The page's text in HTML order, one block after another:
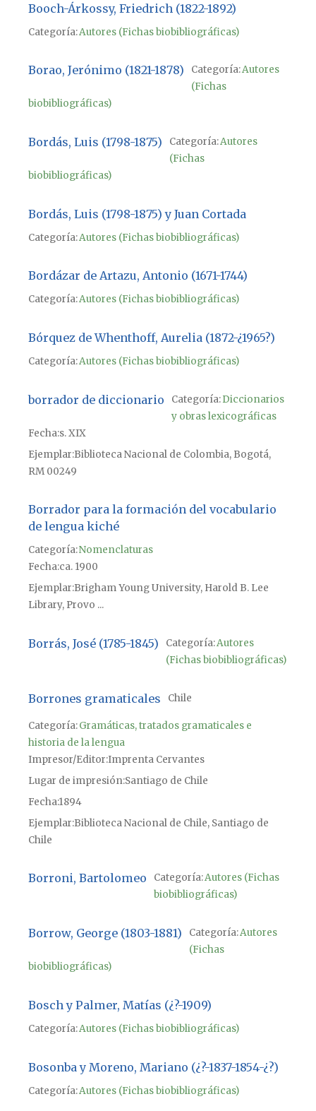
Booch-Árkossy, Friedrich (1822-1892)
Categoría:Autores (Fichas biobibliográficas)
Borao, Jerónimo (1821-1878) Categoría:Autores
(Fichas
biobibliográficas)
Bordás, Luis (1798-1875) Categoría:Autores
(Fichas
biobibliográficas)
Bordás, Luis (1798-1875) y Juan Cortada
Categoría:Autores (Fichas biobibliográficas)
Bordázar de Artazu, Antonio (1671-1744)
Categoría:Autores (Fichas biobibliográficas)
Bórquez de Whenthoff, Aurelia (1872-¿1965?)
Categoría:Autores (Fichas biobibliográficas)
borrador de diccionario Categoría:Diccionarios
y obras lexicográficas
Fechas. XIX
Ejemplar Biblioteca Nacional de Colombia, Bogotá,
RM 00249
Borrador para la formación del vocabulario
de lengua kiché
Categoría:Nomenclaturas
Fechaca. 1900
Ejemplar Brigham Young University, Harold B. Lee
Library, Provo ...
Borrás, José (1785-1845) Categoría:Autores
(Fichas biobibliográficas)
Borrones gramaticales Chile
Categoría:Gramáticas, tratados gramaticales e
historia de la lengua
Impresor/Editor Imprenta Cervantes
Lugar de impresiónSantiago de Chile
Fecha1894
Ejemplar Biblioteca Nacional de Chile, Santiago de
Chile
Borroni, Bartolomeo Categoría:Autores (Fichas
biobibliográficas)
Borrow, George (1803-1881) Categoría:Autores
(Fichas
biobibliográficas)
Bosch y Palmer, Matías (¿?-1909)
Categoría:Autores (Fichas biobibliográficas)
Bosonba y Moreno, Mariano (¿?-1837-1854-¿?)
Categoría:Autores (Fichas biobibliográficas)